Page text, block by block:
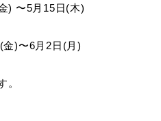
) 〜5月15日(木)
金)〜6月2日(月)
。